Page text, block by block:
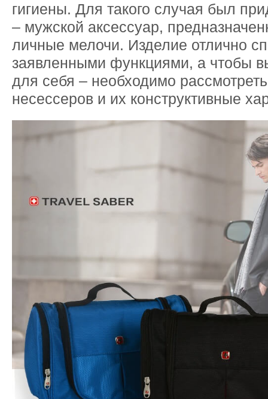
гигиены. Для такого случая был
– мужской аксессуар,
личные мелочи. Изделие отлично
заявленными функциями, а чтобы
для себя – необходимо
несессеров и их конструктивные